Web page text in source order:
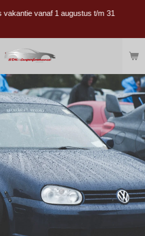
vanaf 1 augustus t/m 31